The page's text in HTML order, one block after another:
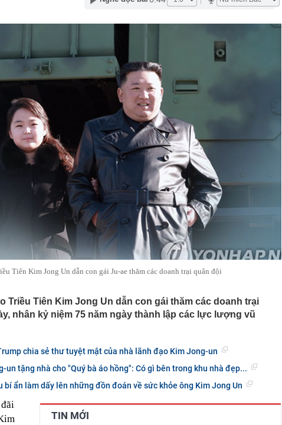
được Apple giấu kín suốt 15 năm trên iPhone
sao ngày càng nhiều gia đình không còn phơi quần áo ở ban công?
mét vuông ngoài trời đang được dùng theo 1 cách rất khác
rau quen thuộc có khả năng tích tụ kim loại nặng, người Việt
cẩn thận nguồn gốc trước khi sử dụng
THỨC: Lịch đi học trở lại của học sinh 34 tỉnh, thành phố sau kỳ
hè
sao đồ ăn Việt hầu như món nào cũng có hành lá?
cần tặng quà, 5 câu nói này đủ sức khiến mối quan hệ phụ
- giáo viên gắn bó khăng khít, con trẻ được hưởng lợi!
tập kích Crimea, phá hủy hệ thống phòng không 15 triệu USD
NSND, Giám đốc Nhà hát Chèo Quân đội mua ô tô tặng sinh nhật
thiếu tá kém 12 tuổi
ô tô biển 29A "dính" gần 100 lần phạt nguội do chạy quá tốc độ quy
Riêng tháng 7/2026 vi phạm 21 lần
thống Trump bực bội vì lộ tin về kho đạn dược Mỹ
Tiên Kim Jong Un dẫn con gái Ju-ae thăm các doanh trại quân đội
Triều Tiên Kim Jong Un dẫn con gái thăm các doanh trại
nhân kỷ niệm 75 năm ngày thành lập các lực lượng vũ
chia sẻ thư tuyệt mật của nhà lãnh đạo Kim Jong-un
un tặng nhà cho "Quý bà áo hồng": Có gì bên trong khu nhà đẹp...
bí ẩn làm dấy lên những đồn đoán về sức khỏe ông Kim Jong Un
TIN MỚI